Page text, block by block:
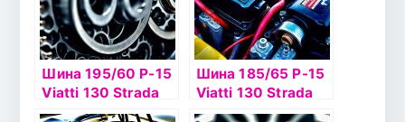
Шина 195/60 Р-15
Viatti 130 Strada
Asimmetrico б/к
Шина 185/65 Р-15
Viatti 130 Strada
Asimmetrico TL